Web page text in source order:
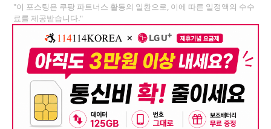
"이 포스팅은 쿠팡 파트너스 활동의 일환으로, 이에 따른 일정액의 수수
료를 제공받습니다."